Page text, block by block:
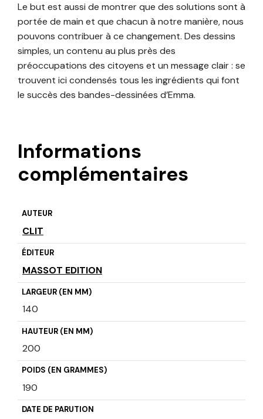
Le but est aussi de montrer que des solutions sont à
portée de main et que chacun à notre manière, nous
pouvons contribuer à ce changement. Des dessins
simples, un contenu au plus près des
préoccupations des citoyens et un message clair : se
trouvent ici condensés tous les ingrédients qui font
le succès des bandes-dessinées d’Emma.
Informations
complémentaires
AUTEUR
CLIT
ÉDITEUR
MASSOT EDITION
LARGEUR (EN MM)
140
HAUTEUR (EN MM)
200
POIDS (EN GRAMMES)
190
DATE DE PARUTION